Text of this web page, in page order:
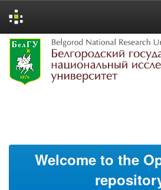
Skip
navigation
Welcome to the